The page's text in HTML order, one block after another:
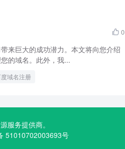
 0
来巨大的成功潜力。本文将向您介绍
的域名。此外，我...
域名注册
服务提供商。
51010702003693号